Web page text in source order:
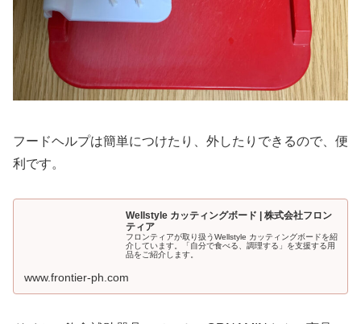
フードヘルプは簡単につけたり、外したりできるので、便
利です。
Wellstyle カッティングボード | 株式会社フロン
ティア
フロンティアが取り扱うWellstyle カッティングボードを紹
介しています。「自分で食べる、調理する」を支援する用
品をご紹介します。
www.frontier-ph.com